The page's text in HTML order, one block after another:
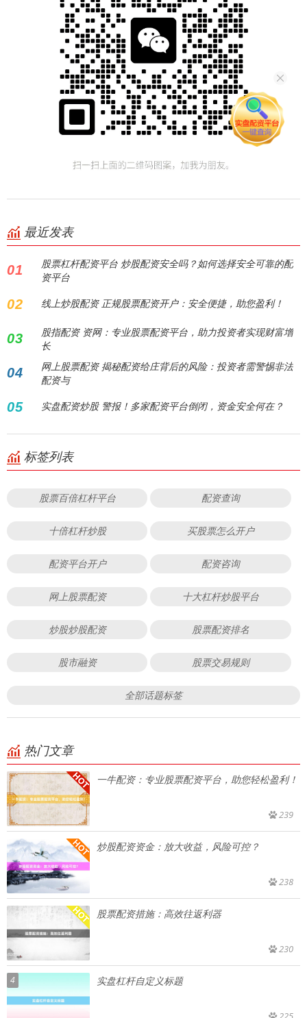
最近发表
01
股票杠杆配资平台 炒股配资安全吗？如何选择安全可靠的配
资平台
02 线上炒股配资 正规股票配资开户：安全便捷，助您盈利！
03
股指配资 资网：专业股票配资平台，助力投资者实现财富增
长
04
网上股票配资 揭秘配资给庄背后的风险：投资者需警惕非法
配资与
05 实盘配资炒股 警报！多家配资平台倒闭，资金安全何在？
标签列表
股票百倍杠杆平台 配资查询
十倍杠杆炒股 买股票怎么开户
配资平台开户 配资咨询
网上股票配资 十大杠杆炒股平台
炒股炒股配资 股票配资排名
股市融资 股票交易规则
全部话题标签
热门文章
一牛配资：专业股票配资平台，助您轻松盈利！
239
炒股配资资金：放大收益，风险可控？
238
股票配资措施：高效往返利器
230
4 实盘杠杆自定义标题